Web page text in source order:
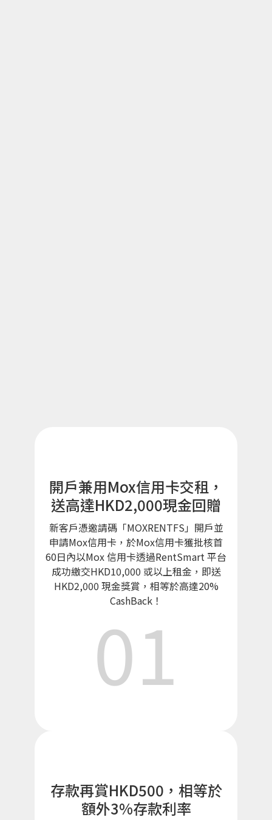
開戶兼用Mox信用卡交租，
送高達HKD2,000現金回贈
新客戶憑邀請碼「MOXRENTFS」開戶並
申請Mox信用卡，於Mox信用卡獲批核首
60日內以Mox 信用卡透過RentSmart 平台
成功繳交HKD10,000 或以上租金，即送
HKD2,000 現金獎賞，相等於高達20%
CashBack！
01
存款再賞HKD500，相等於
額外3%存款利率